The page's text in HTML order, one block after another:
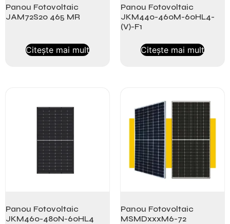
Panou Fotovoltaic
JAM72S20 465 MR
Citește mai mult
Panou Fotovoltaic
JKM440-460M-60HL4-
(V)-F1
Citește mai mult
Panou Fotovoltaic
JKM460-480N-60HL4
Panou Fotovoltaic
MSMDxxxM6-72